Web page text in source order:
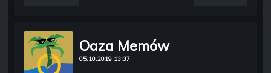
Oaza Memów
05.10.2019 13:37